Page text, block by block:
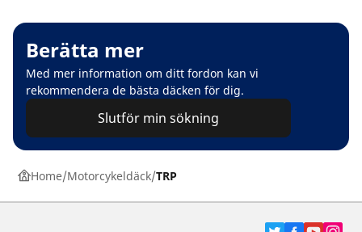
Berätta mer
Med mer information om ditt fordon kan vi
rekommendera de bästa däcken för dig.
Slutför min sökning
Home Motorcykeldäck TRP